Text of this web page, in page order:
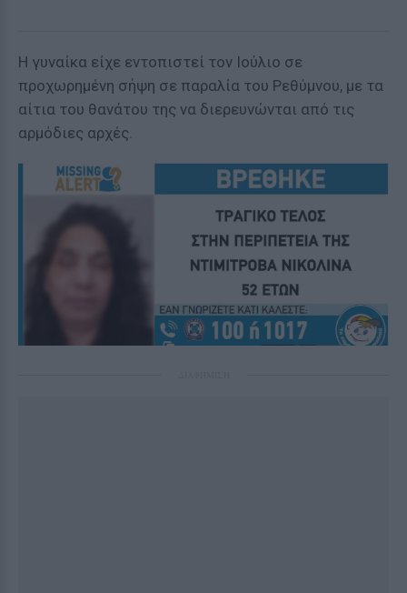
Η γυναίκα είχε εντοπιστεί τον Ιούλιο σε
προχωρημένη σήψη σε παραλία του Ρεθύμνου, με τα
αίτια του θανάτου της να διερευνώνται από τις
αρμόδιες αρχές.